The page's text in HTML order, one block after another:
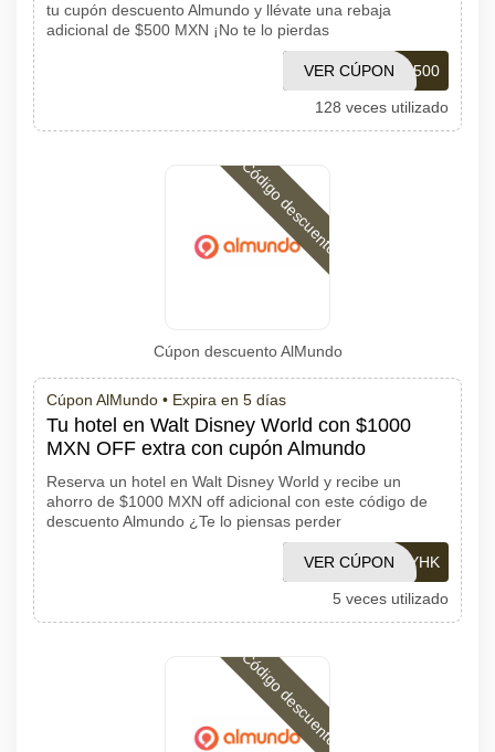
tu cupón descuento Almundo y llévate una rebaja
adicional de $500 MXN ¡No te lo pierdas
PAL500
VER CÚPON
128 veces utilizado
Código descuento
Cúpon descuento AlMundo
Cúpon AlMundo • Expira en 5 días
Tu hotel en Walt Disney World con $1000
MXN OFF extra con cupón Almundo
Reserva un hotel en Walt Disney World y recibe un
ahorro de $1000 MXN off adicional con este código de
descuento Almundo ¿Te lo piensas perder
DISNEYHK
VER CÚPON
5 veces utilizado
Código descuento